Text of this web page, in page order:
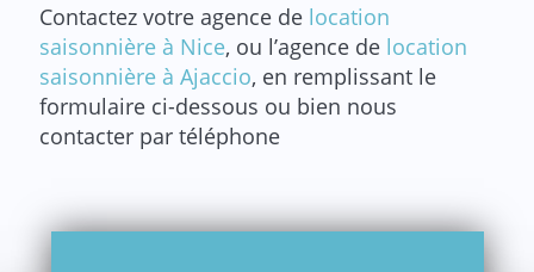
Contactez votre agence de location
saisonnière à Nice, ou l’agence de location
saisonnière à Ajaccio, en remplissant le
formulaire ci-dessous ou bien nous
contacter par téléphone